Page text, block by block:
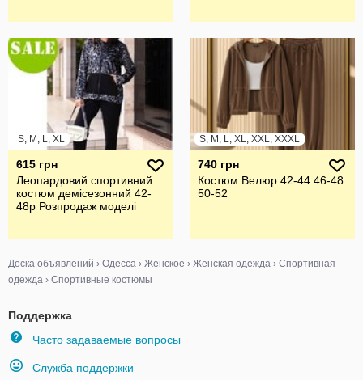
S, M, L, XL
615 грн
Леопардовий спортивний
костюм демісезонний 42-
48р Розпродаж моделі
S, M, L, XL, XXL, XXXL
740 грн
Костюм Велюр 42-44 46-48
50-52
Доска объявлений › Одесса › Женское › Женская одежда › Спортивная
одежда › Спортивные костюмы
Поддержка
Часто задаваемые вопросы
Служба поддержки